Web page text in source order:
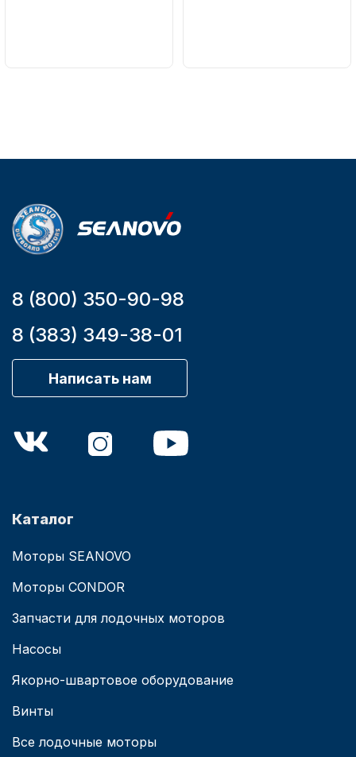
Подобрать запчасти для
лодочных моторов
8 (800) 350-90-98
8 (383) 349-38-01
Написать нам
Каталог
Моторы SEANOVO
Моторы CONDOR
Запчасти для лодочных моторов
Насосы
Якорно-швартовое оборудование
Винты
Все лодочные моторы